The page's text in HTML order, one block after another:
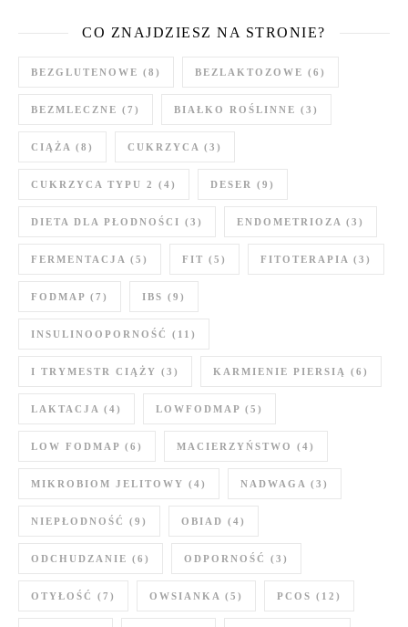
CO ZNAJDZIESZ NA STRONIE?
BEZGLUTENOWE (8) BEZLAKTOZOWE (6)
BEZMLECZNE (7) BIAŁKO ROŚLINNE (3)
CIĄŻA (8) CUKRZYCA (3)
CUKRZYCA TYPU 2 (4) DESER (9)
DIETA DLA PŁODNOŚCI (3) ENDOMETRIOZA (3)
FERMENTACJA (5) FIT (5) FITOTERAPIA (3)
FODMAP (7) IBS (9)
INSULINOOPORNOŚĆ (11)
I TRYMESTR CIĄŻY (3) KARMIENIE PIERSIĄ (6)
LAKTACJA (4) LOWFODMAP (5)
LOW FODMAP (6) MACIERZYŃSTWO (4)
MIKROBIOM JELITOWY (4) NADWAGA (3)
NIEPŁODNOŚĆ (9) OBIAD (4)
ODCHUDZANIE (6) ODPORNOŚĆ (3)
OTYŁOŚĆ (7) OWSIANKA (5) PCOS (12)